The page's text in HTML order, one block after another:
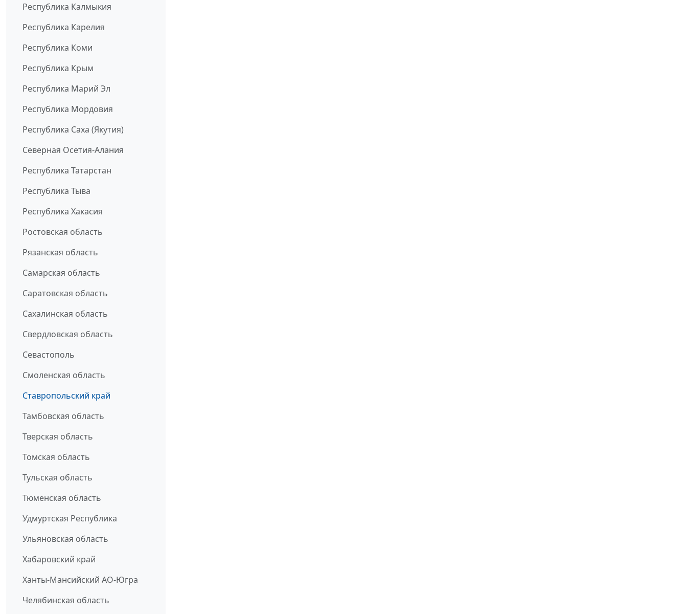
Республика Калмыкия
Республика Карелия
Республика Коми
Республика Крым
Республика Марий Эл
Республика Мордовия
Республика Саха (Якутия)
Северная Осетия-Алания
Республика Татарстан
Республика Тыва
Республика Хакасия
Ростовская область
Рязанская область
Самарская область
Саратовская область
Сахалинская область
Свердловская область
Севастополь
Смоленская область
Ставропольский край
Тамбовская область
Тверская область
Томская область
Тульская область
Тюменская область
Удмуртская Республика
Ульяновская область
Хабаровский край
Ханты-Мансийский АО-Югра
Челябинская область